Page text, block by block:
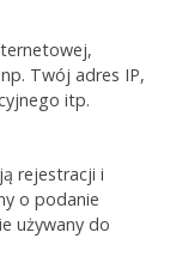
Twój adres IP,
itp.
rejestracji i
o podanie
używany do